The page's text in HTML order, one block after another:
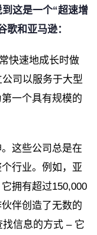
这是一个“超速增
歌和亚马逊：
快速地成长时做
公司以服务于大型
一个具有规模的
这些公司总是在
行业。例如，亚
拥有超过150,000
伴创造了无数的
信息的方式 – 它